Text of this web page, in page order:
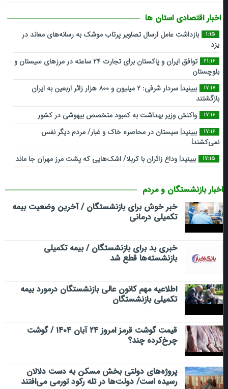
اخبار اقتصادی استان ها
1:15
بازداشت عامل ارسال تصاویر پرتاب موشک به رسانه‌های معاند در
یزد
21:16
توافق ایران و پاکستان برای تجارت ۲۴ ساعته در مرزهای سیستان و
بلوچستان
17:17
ببینید| سردار شرفی: ۲ میلیون و ۸۰۰ هزار زائر اربعین به ایران
بازگشتند
17:16 واکنش وزیر بهداشت به کمبود متخصص بیهوشی‌ در کشور
17:16
ببینید| سیستان در ‌محاصره خاک و غبار/ مردم دیگر نفس
نمی‌کشند!
17:15 ببینید| وداع زائران با کربلا/ اشک‌هایی که پشت مرز مهران جا ماند
اخبار بازنشستگان و مردم
خبر خوش برای بازنشستگان / آخرین وضعیت بیمه
تکمیلی درمانی
خبری بد برای بازنشستگان / بیمه تکمیلی
بازنشسته‌ها قطع شد
اطلاعیه مهم کانون عالی بازنشستگان درمورد بیمه
تکمیلی بازنشستگان
قیمت گوشت قرمز امروز ۲۴ آبان ۱۴۰۴ / گوشت
چرخ‌کرده چند؟
پروژه‌های دولتی بخش مسکن به دست دلالان
رسیده است/ دولت‌ها در تله رکود تورمی می‌افتند